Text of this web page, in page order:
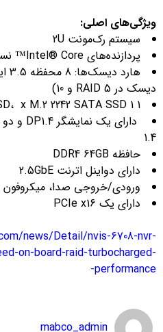
ویژگی‌های اصلی:
سیستم رک‌مونت 2U
پردازنده‌های Intel® Core™ نسل 14 و 13
دیسک در RAID 5 و 10)
1 x NVMe SSD، x M.2 2242 SATA SSD 1
1.4
حافظه DDR4 64GB
دارای دواینل اترنت 2.5GbE
ورودی/خروجی صدا، میکروفون
دارای یک PCIe x16
news/Detail/nvis-6708-nvr-
on-board-raid-turbocharged-
performance-
mabco_admin